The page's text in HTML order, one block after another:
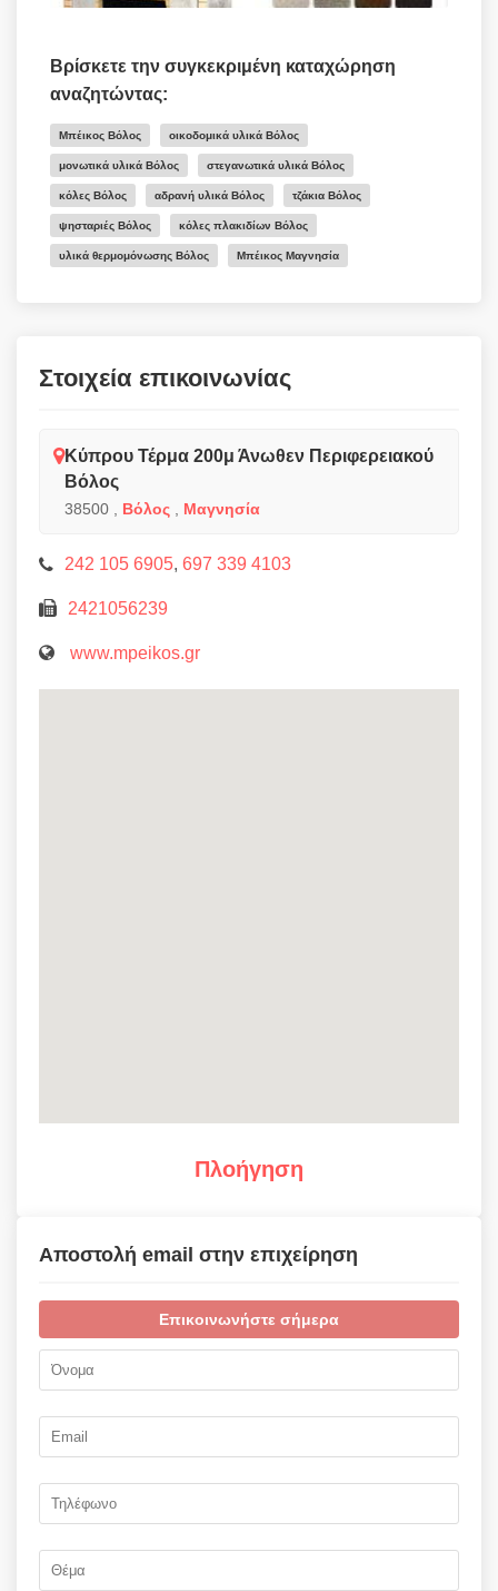
Βρίσκετε την συγκεκριμένη καταχώρηση
αναζητώντας:
Μπέικος Βόλος οικοδομικά υλικά Βόλος
μονωτικά υλικά Βόλος στεγανωτικά υλικά Βόλος
κόλες Βόλος αδρανή υλικά Βόλος τζάκια Βόλος
ψησταριές Βόλος κόλες πλακιδίων Βόλος
υλικά θερμομόνωσης Βόλος Μπέικος Μαγνησία
Στοιχεία επικοινωνίας
Κύπρου Τέρμα 200μ Άνωθεν Περιφερειακού
Βόλος
38500 Βόλος Μαγνησία
242 105 6905, 697 339 4103
2421056239
www.mpeikos.gr
Πλοήγηση
Αποστολή email στην επιχείρηση
Επικοινωνήστε σήμερα